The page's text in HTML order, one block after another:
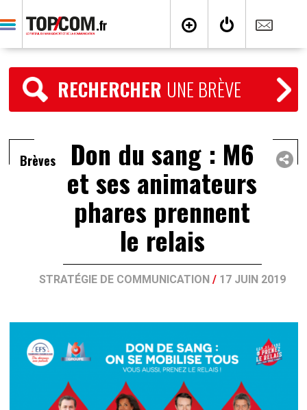
RECHERCHER UNE BRÈVE
Brèves Don du sang : M6
et ses animateurs
phares prennent
le relais
STRATÉGIE DE COMMUNICATION/ 17 JUIN 2019